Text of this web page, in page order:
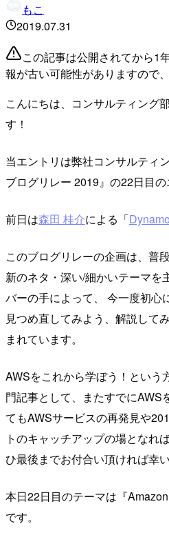
もこ
2019.07.31
この記事は公開されてから1
報が古い可能性がありますので
こんにちは、コンサルティング
す！
当エントリは弊社コンサルティ
ブログリレー 2019』の22日目の
前日は森田 桂介による「
このブログリレーの企画は、普
新のネタ・深い/細かいテーマを
バーの手によって、 今一度初心
見つめ直してみよう、解説して
まれています。
AWSをこれから学ぼう！という
門記事として、またすでにAWS
てもAWSサービスの再発見や
トのキャッチアップの場となれ
ひ最後までお付合い頂ければ幸い
本日22日目のテーマは『
です。